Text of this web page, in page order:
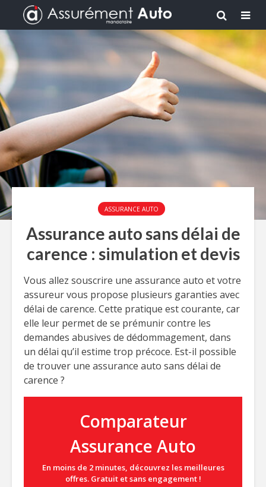
ASSURANCE AUTO
Assurance auto sans délai de
carence : simulation et devis
Vous allez souscrire une assurance auto et votre
assureur vous propose plusieurs garanties avec
délai de carence. Cette pratique est courante, car
elle leur permet de se prémunir contre les
demandes abusives de dédommagement, dans
un délai qu’il estime trop précoce. Est-il possible
de trouver une assurance auto sans délai de
carence ?
Comparateur
Assurance Auto
En moins de 2 minutes, découvrez les meilleures
offres. Gratuit et sans engagement !